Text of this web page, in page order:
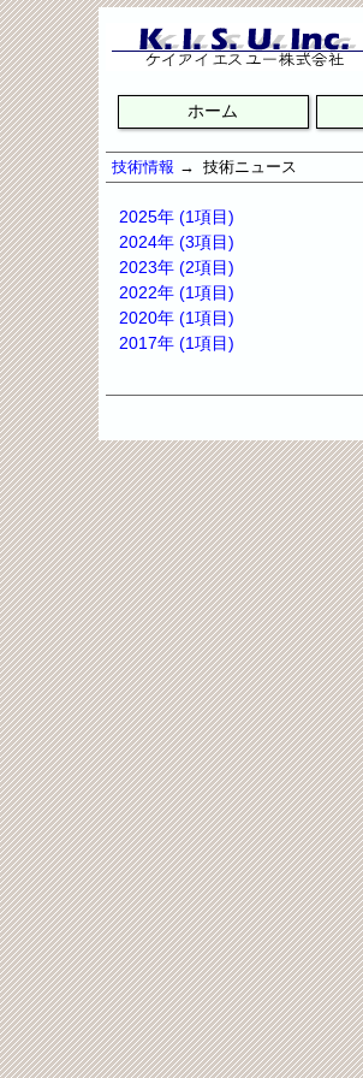
ー
シ
ョ
ン
を
省
ホーム
技術情報 技術ニュース
2025年 (1項目)
2024年 (3項目)
2023年 (2項目)
2022年 (1項目)
2020年 (1項目)
2017年 (1項目)